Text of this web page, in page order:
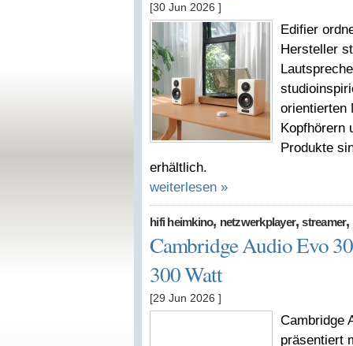
[30 Jun 2026 ]
Edifier
Hersteller
orientierten
Kopfhörern
Produkte
erhältlich.
weiterlesen »
hifi heimkino, netzwerkplayer,streamer,
Cambridge Audio Evo
300 Watt
[29 Jun 2026 ]
Cambridge
präsentiert